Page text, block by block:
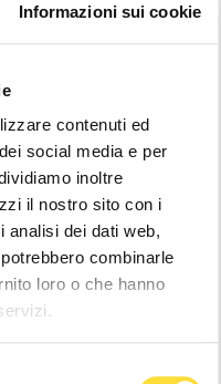
Informazioni sui cookie
contenuti ed
social media e per
inoltre
il nostro sito con i
analisi dei dati web,
combinarle
loro o che hanno
visiting us from